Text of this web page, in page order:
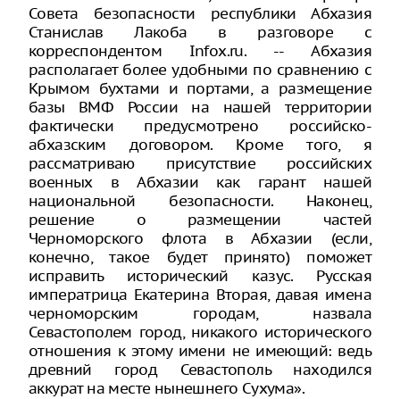
Совета безопасности республики Абхазия
Станислав Лакоба в разговоре с
корреспондентом Infox.ru. -- Абхазия
располагает более удобными по сравнению с
Крымом бухтами и портами, а размещение
базы ВМФ России на нашей территории
фактически предусмотрено российско-
абхазским договором. Кроме того, я
рассматриваю присутствие российских
военных в Абхазии как гарант нашей
национальной безопасности. Наконец,
решение о размещении частей
Черноморского флота в Абхазии (если,
конечно, такое будет принято) поможет
исправить исторический казус. Русская
императрица Екатерина Вторая, давая имена
черноморским городам, назвала
Севастополем город, никакого исторического
отношения к этому имени не имеющий: ведь
древний город Севастополь находился
аккурат на месте нынешнего Сухума».